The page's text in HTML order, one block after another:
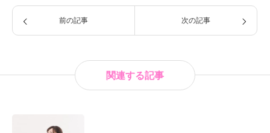
前の記事 次の記事
関連する記事